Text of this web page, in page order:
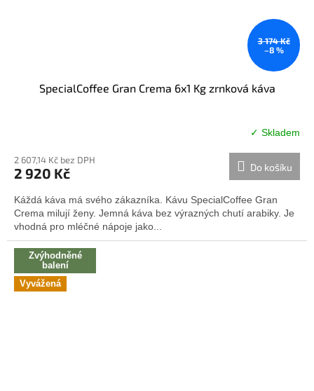
3 174 Kč
–8 %
SpecialCoffee Gran Crema 6x1 Kg zrnková káva
produktu
je
z
5
hvězdiček.
✓ Skladem
2 607,14 Kč bez DPH
2 920 Kč Do košíku
Káždá káva má svého zákazníka. Kávu SpecialCoffee Gran
Crema milují ženy. Jemná káva bez výrazných chutí arabiky. Je
vhodná pro mléčné nápoje jako...
Zvýhodněné
balení
Vyvážená